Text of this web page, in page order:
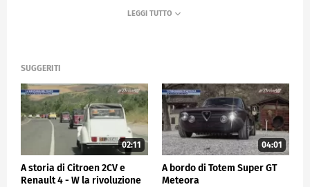
SUGGERITI
02:11
A storia di Citroen 2CV e
Renault 4 - W la rivoluzione
04:01
A bordo di Totem Super GT
Meteora